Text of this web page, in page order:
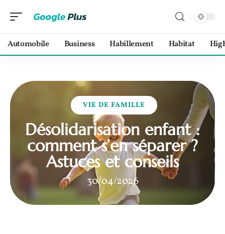
Automobile Business Habillement Habitat
VIE DE FAMILLE
Désolidarisation enfant :
comment s’en séparer ?
Astuces et conseils
30/04/2026